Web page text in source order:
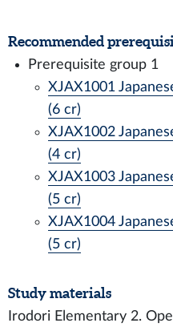
Recommended
Prerequisite group 1
XJAX1001
(6 cr)
XJAX1002
(4 cr)
XJAX1003
(5 cr)
XJAX1004
(5 cr)
Study materials
Irodori Elementary 2.